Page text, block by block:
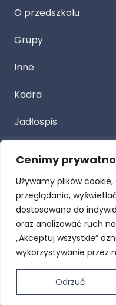
Cenimy
Używamy plików
przeglądania,
dostosowane do
oraz analizować ruch
„Akceptuj wszystkie”
wykorzystywanie przez
Odrzuć
O przedszkolu
Grupy
Inne
Kadra
Jadłospis
Przetarg
Dla Rodziców
Procedury
RODO
Deklaracja